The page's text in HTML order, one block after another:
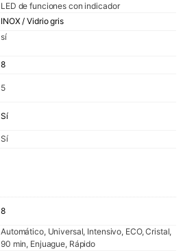
LED de funciones con indicador
INOX / Vidrio gris
sí
8
5
Sí
Sí
8
Automático, Universal, Intensivo, ECO, Cristal,
90 min, Enjuague, Rápido